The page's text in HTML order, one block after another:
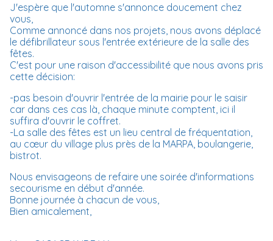
J'espère que l'automne s'annonce doucement chez
vous,
Comme annoncé dans nos projets, nous avons déplacé
le défibrillateur sous l'entrée extérieure de la salle des
fêtes.
C'est pour une raison d'accessibilité que nous avons pris
cette décision:
-pas besoin d'ouvrir l'entrée de la mairie pour le saisir
car dans ces cas là, chaque minute comptent, ici il
suffira d'ouvrir le coffret.
-La salle des fêtes est un lieu central de fréquentation,
au cœur du village plus près de la MARPA, boulangerie,
bistrot.
Nous envisageons de refaire une soirée d'informations
secourisme en début d'année.
Bonne journée à chacun de vous,
Bien amicalement,